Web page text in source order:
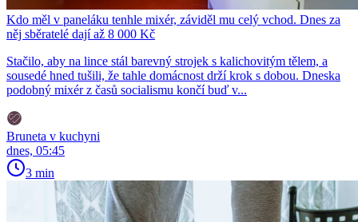
Kdo měl v paneláku tenhle mixér, záviděl mu celý vchod. Dnes za
něj sběratelé dají až 8 000 Kč
Stačilo, aby na lince stál barevný strojek s kalichovitým tělem, a
sousedé hned tušili, že tahle domácnost drží krok s dobou. Dneska
podobný mixér z časů socialismu končí buď v...
Bruneta v kuchyni
dnes, 05:45
3 min